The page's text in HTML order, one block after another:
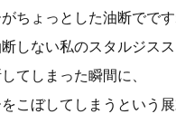
ちょっとした油断でです
しない私のスタルジス
てしまった瞬間に、
こぼしてしまうという